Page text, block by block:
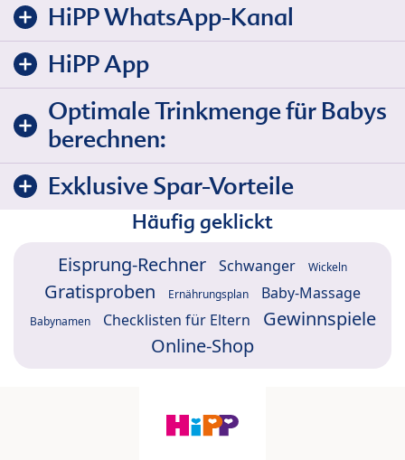
HiPP WhatsApp-Kanal
HiPP App
Optimale Trinkmenge für Babys
berechnen:
Exklusive Spar-Vorteile
Häufig geklickt
Eisprung-Rechner Schwanger Wickeln
Gratisproben Ernährungsplan Baby-Massage
Babynamen Checklisten für Eltern
Gewinnspiele
Online-Shop